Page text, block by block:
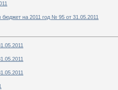
на 2011 год № 95 от 31.05.2011